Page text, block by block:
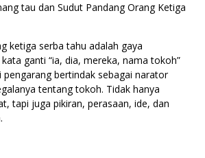
tau dan Sudut Pandang Orang Ketiga
ketiga serba tahu adalah gaya
ganti “ia, dia, mereka, nama tokoh”
pengarang bertindak sebagai narator
tentang tokoh. Tidak hanya
tapi juga pikiran, perasaan, ide, dan